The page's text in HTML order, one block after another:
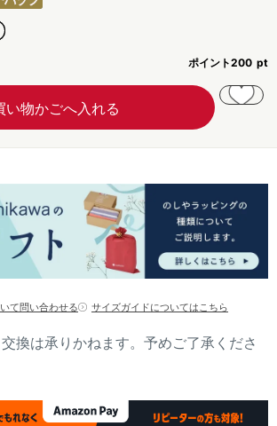
ポイント200
て問い合わせる サイズガイドについてはこちら
換は承りかねます。予めご了承くださ